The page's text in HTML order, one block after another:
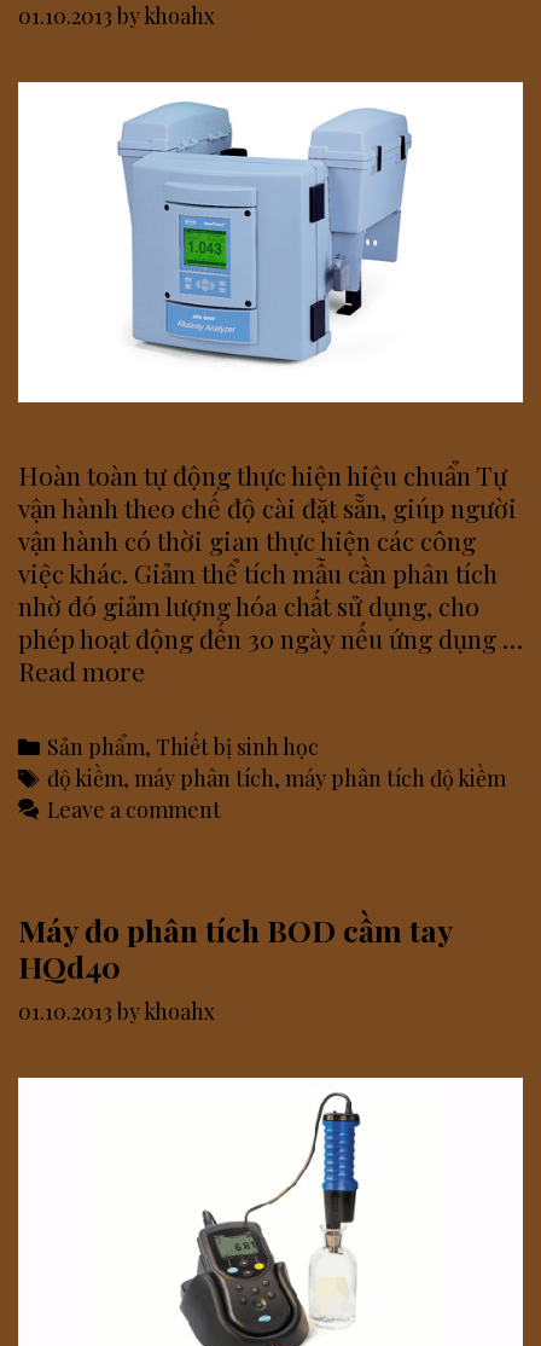
01.10.2013 bykhoahx
Hoàn toàn tự động thực hiện hiệu chuẩn Tự
vận hành theo chế độ cài đặt sẵn, giúp người
vận hành có thời gian thực hiện các công
việc khác. Giảm thể tích mẫu cần phân tích
nhờ đó giảm lượng hóa chất sử dụng, cho
phép hoạt động đến 30 ngày nếu ứng dụng …
Read more
tích
độ
kiềm
Categories
Sản phẩm, Thiết bị sinh học
Tags
độ kiềm, máy phân tích, máy phân tích độ kiềm
Leave a comment
Máy đo phân tích BOD cầm tay
HQd40
01.10.2013 bykhoahx